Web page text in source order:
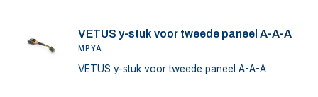
VETUS y-stuk voor tweede paneel A-A-A
MPYA
VETUS y-stuk voor tweede paneel A-A-A